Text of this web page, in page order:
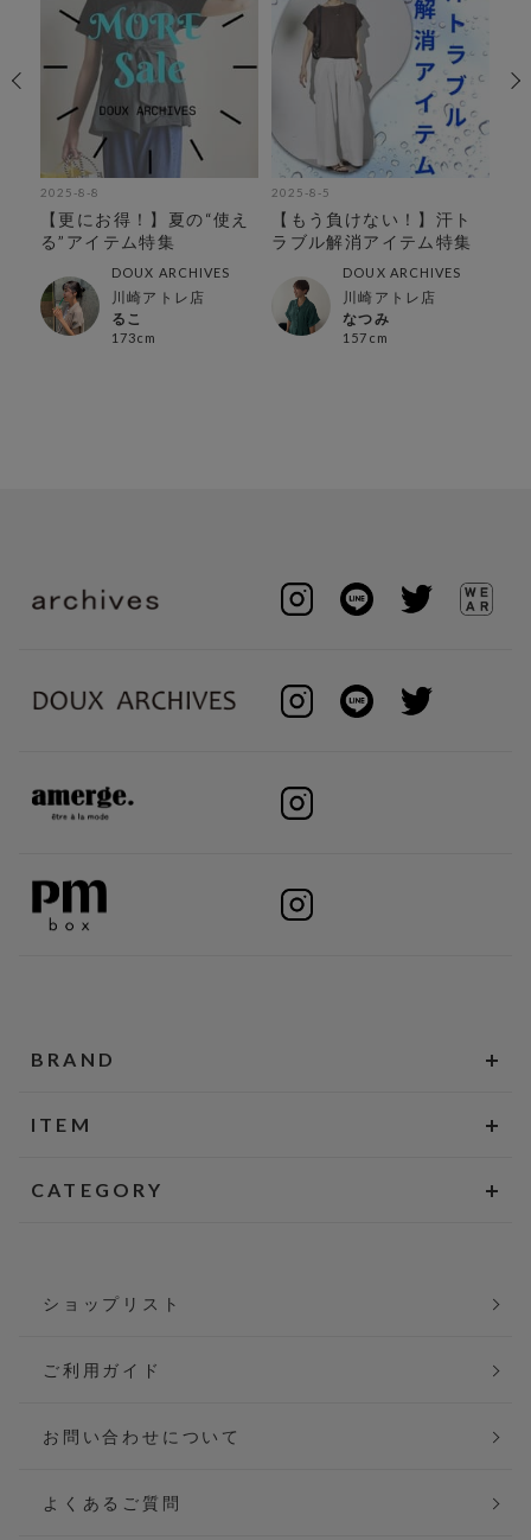
2025-8-8
【更にお得！】夏の“使え
る”アイテム特集
DOUX ARCHIVES
川崎アトレ店
るこ
173cm
2025-8-5
【もう負けない！】汗ト
ラブル解消アイテム特集
DOUX ARCHIVES
川崎アトレ店
なつみ
157cm
BRAND
ITEM
CATEGORY
ショップリスト
ご利用ガイド
お問い合わせについて
よくあるご質問